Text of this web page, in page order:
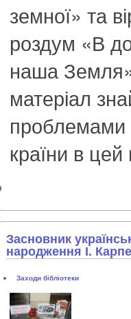
земної» та
роздум «В
наша
матеріал
проблемами
країни в
Засновник
народження І.
Заходи бібліотеки